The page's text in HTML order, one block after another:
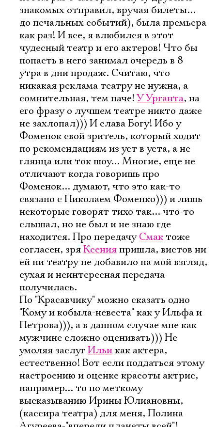
знакомых отправил, вручая билеты...
до печальных событий), была премьера
как раз! И все, я влюбился в этот
чудесный театр и его актеров! Что бы
попасть в него занимал очередь в 8
утра в дни продаж. Считаю, что
никакая реклама театру не нужна, а
сомнительная, тем паче!У Урганта, на
его фразу о лучшем театре никто даже
не захлопал))) И слава Богу! Ибо у
Фоменок свой зритель, который ходит
по рекомендациям из уст в уста, а не
глянца или ток шоу... Многие, еще не
отличают когда говоришь про
Фоменок... думают, что это как-то
связано с Николаем Фоменко))) и лишь
некоторые говорят тихо так... что-то
слышал, но не был и не знаю где
находится. Про передачуСмак тоже
согласен, зряКсенияпришла, вистов ни
ей ни театру не добавило на мой взгляд,
сухая и неинтересная передача
получилась.
По "Красавчику" можно сказать одно
"Кому и кобыла-невеста" как у Ильфа и
Петрова))), а в данном случае мне как
мужчине сложно оценивать))) Не
умоляя заслуг Ильикак актера,
естественно! Вот если поддаться этому
настроению и оценке красоты актрис,
например... то по меткому
высказыванию Ирины Юлиановны,
(кассира театра) для меня, Полина